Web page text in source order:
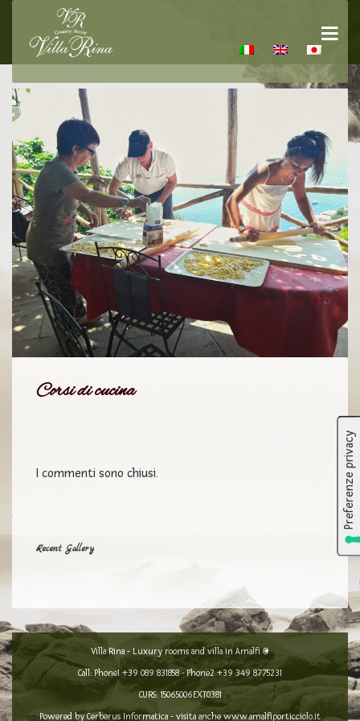
Corsi di cucina
I commenti sono chiusi.
Recent Gallery
Villa Rina - Luxury rooms and villa in Amalfi ©
Call: Phone1 +39 089 831858- Phone2+39 349 8775231
CURS: 15065006EXT0381
Powered by Cerberus Informatica- visita anche www.amalfiporticciolo.it